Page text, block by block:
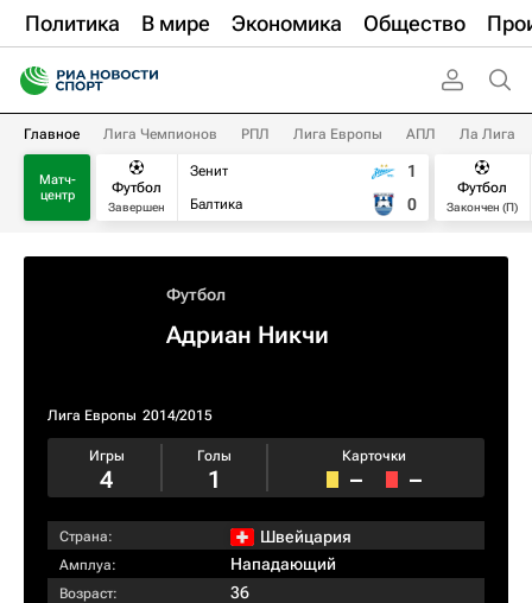
Политика В мире Экономика Общество
Главное Лига Чемпионов РПЛ Лига Европы АПЛ Ла Лига
Матч-
центр
Футбол
Завершен
Зенит
Балтика
1
0
Футбол
Закончен (П)
Футбол
Адриан Никчи
Лига Европы 2014/2015
Игры
4
Голы
1
Карточки
– –
Страна: Швейцария
Амплуа: Нападающий
Возраст: 36